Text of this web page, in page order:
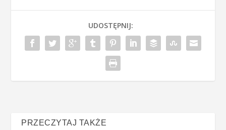
UDOSTĘPNIJ:
PRZECZYTAJ TAKŻE